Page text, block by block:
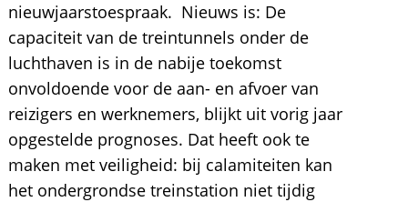
nieuwjaarstoespraak. Nieuws is: De
capaciteit van de treintunnels onder de
luchthaven is in de nabije toekomst
onvoldoende voor de aan- en afvoer van
reizigers en werknemers, blijkt uit vorig jaar
opgestelde prognoses. Dat heeft ook te
maken met veiligheid: bij calamiteiten kan
het ondergrondse treinstation niet tijdig